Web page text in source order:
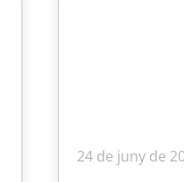
24 de juny de